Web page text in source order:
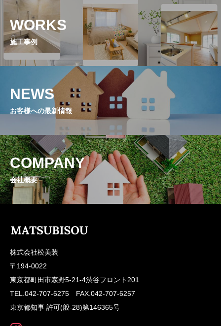
WORKS
施工事例
NEWS
お客様への最新情報
COMPANY
会社概要
株式会社松美装
〒194-0022
東京都町田市森野5-21-4渋谷フロント201
TEL.042-707-6275 FAX.042-707-6257
東京都知事 許可(般-28)第146365号